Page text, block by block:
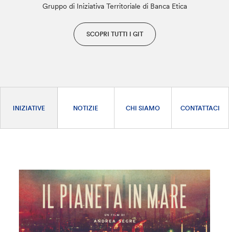
Gruppo di Iniziativa Territoriale di Banca Etica
SCOPRI TUTTI I GIT
INIZIATIVE NOTIZIE CHI SIAMO CONTATTACI